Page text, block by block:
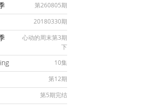
第260805期
20180330期
心动的周末第3期
下
10集
第12期
第5期完结